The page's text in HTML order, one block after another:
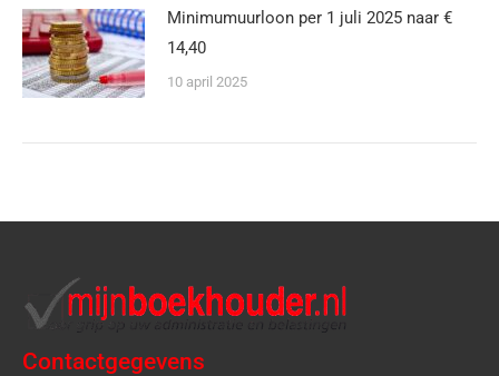
Minimumuurloon per 1 juli 2025 naar €
14,40
10 april 2025
Contactgegevens